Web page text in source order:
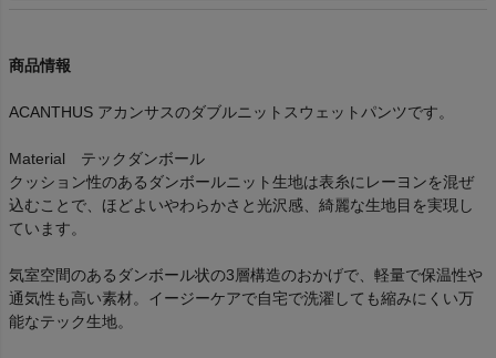
商品情報
ACANTHUS アカンサスのダブルニットスウェットパンツです。
Material テックダンボール
クッション性のあるダンボールニット生地は表糸にレーヨンを混ぜ
込むことで、ほどよいやわらかさと光沢感、綺麗な生地目を実現し
ています。
気室空間のあるダンボール状の3層構造のおかげで、軽量で保温性や
通気性も高い素材。イージーケアで自宅で洗濯しても縮みにくい万
能なテック生地。